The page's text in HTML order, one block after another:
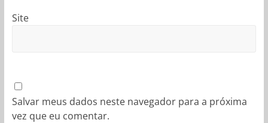
Site
Salvar meus dados neste navegador para a próxima
vez que eu comentar.